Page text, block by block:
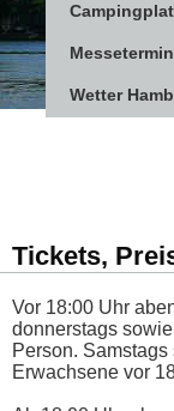
Wetter
Tickets,
Vor 18:00 Uhr
donnerstags
Person.
Erwachsene vor